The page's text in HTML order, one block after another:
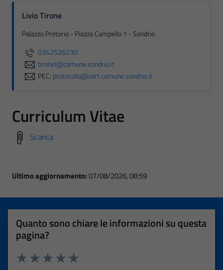
Livio Tirone
Palazzo Pretorio - Piazza Campello 1 - Sondrio
0342526230
tironel@comune.sondrio.it
PEC: protocollo@cert.comune.sondrio.it
Curriculum Vitae
Scarica
Ultimo aggiornamento:07/08/2026, 08:59
Quanto sono chiare le informazioni su questa
pagina?